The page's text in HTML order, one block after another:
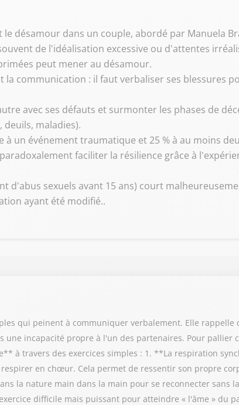
désamour dans un couple, abordé par Manuela
de l'idéalisation excessive ou d'attentes
peut mener au désamour.
la communication : il faut verbaliser ses blessures
avec ses défauts et surmonter les phases de
deuils, maladies).
à un événement traumatique et 25 % à au moins
faciliter la résilience grâce à
d'abus sexuels avant 15 ans) court
ayant été modifié..
qui peinent à communiquer verbalement. Elle rappelle
incapacité propre à l'un des partenaires. Pour pallier
à travers des exercices simples : 1. **La respiration
en chœur. Cela permet de ressentir son propre
la nature main dans la main pour se reconnecter sans
difficile mais puissant pour atteindre « l'âme » du